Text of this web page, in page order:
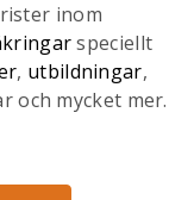
inom
speciellt
, utbildningar,
och mycket mer.